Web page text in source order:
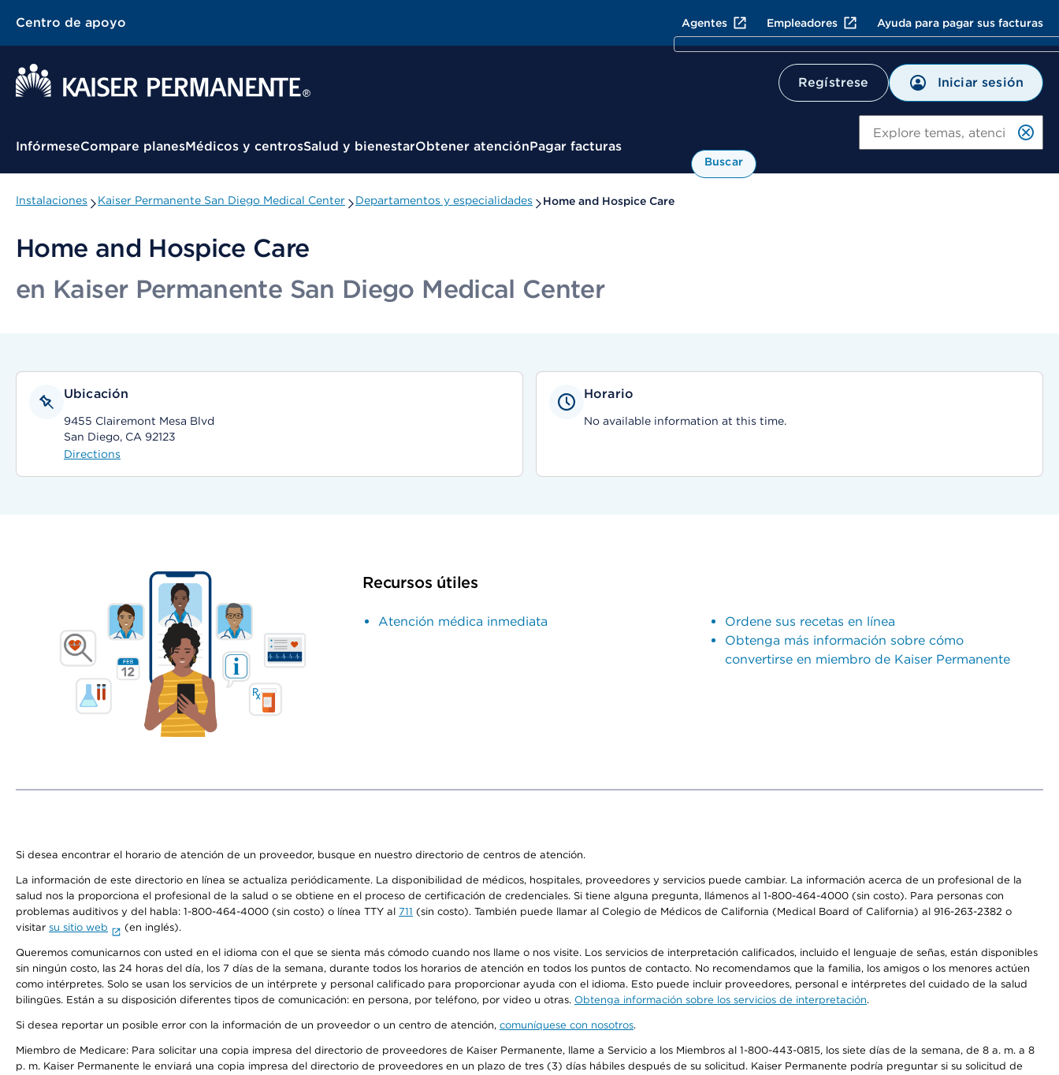
Centro de apoyo Agentes Empleadores Ayuda para pagar sus facturas
Regístrese Iniciar sesión
Menú contextual
InfórmeseCompare planesMédicos y centrosSalud y bienestarObtener atenciónPagar facturas
Buscar
Instalaciones Kaiser Permanente San Diego Medical Center Departamentos y especialidades Home and Hospice Care
Home and Hospice Care
en Kaiser Permanente San Diego Medical Center
Ubicación
9455 Clairemont Mesa Blvd
San Diego, CA 92123
Directions
Horario
No available information at this time.
Recursos útiles
Atención médica inmediata
Ordene sus recetas en línea
Obtenga más información sobre cómo
convertirse en miembro de Kaiser Permanente
Si desea encontrar el horario de atención de un proveedor, busque en nuestro directorio de centros de atención.
La información de este directorio en línea se actualiza periódicamente. La disponibilidad de médicos, hospitales, proveedores y servicios puede cambiar. La información acerca de un profesional de la
salud nos la proporciona el profesional de la salud o se obtiene en el proceso de certificación de credenciales. Si tiene alguna pregunta, llámenos al 1-800-464-4000 (sin costo). Para personas con
problemas auditivos y del habla: 1-800-464-4000 (sin costo) o línea TTY al 711 (sin costo). También puede llamar al Colegio de Médicos de California (Medical Board of California) al 916-263-2382 o
visitar su sitio web (en inglés).
Queremos comunicarnos con usted en el idioma con el que se sienta más cómodo cuando nos llame o nos visite. Los servicios de interpretación calificados, incluido el lenguaje de señas, están disponibles
sin ningún costo, las 24 horas del día, los 7 días de la semana, durante todos los horarios de atención en todos los puntos de contacto. No recomendamos que la familia, los amigos o los menores actúen
como intérpretes. Solo se usan los servicios de un intérprete y personal calificado para proporcionar ayuda con el idioma. Esto puede incluir proveedores, personal e intérpretes del cuidado de la salud
bilingües. Están a su disposición diferentes tipos de comunicación: en persona, por teléfono, por video u otras. Obtenga información sobre los servicios de interpretación.
Si desea reportar un posible error con la información de un proveedor o un centro de atención, comuníquese con nosotros.
Miembro de Medicare: Para solicitar una copia impresa del directorio de proveedores de Kaiser Permanente, llame a Servicio a los Miembros al 1-800-443-0815, los siete días de la semana, de 8 a. m. a 8
p. m. Kaiser Permanente le enviará una copia impresa del directorio de proveedores en un plazo de tres (3) días hábiles después de su solicitud. Kaiser Permanente podría preguntar si su solicitud de